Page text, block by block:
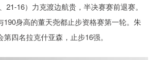
21-16）力克渡边航贵，半决赛赛前退赛。
190身高的董天尧都止步资格赛第一轮。朱
四名拉克什亚森，止步16强。